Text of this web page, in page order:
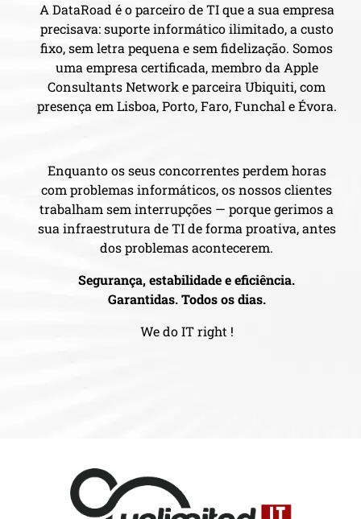
A DataRoad é o parceiro de TI que a sua empresa
precisava: suporte informático ilimitado, a custo
fixo, sem letra pequena e sem fidelização. Somos
uma empresa certificada, membro da Apple
Consultants Network e parceira Ubiquiti, com
presença em Lisboa, Porto, Faro, Funchal e Évora.
Enquanto os seus concorrentes perdem horas
com problemas informáticos, os nossos clientes
trabalham sem interrupções — porque gerimos a
sua infraestrutura de TI de forma proativa, antes
dos problemas acontecerem.
Segurança, estabilidade e eficiência.
Garantidas. Todos os dias.
We do IT right !